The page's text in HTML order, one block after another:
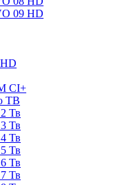
09 HD
CI+
ТВ
Тв
Тв
Тв
Тв
Тв
Тв